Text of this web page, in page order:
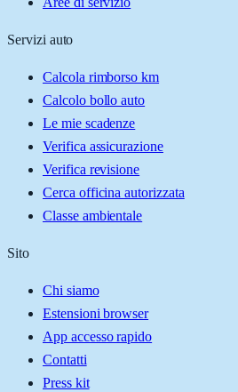
Servizi auto
Calcola rimborso km
Calcolo bollo auto
Le mie scadenze
Verifica assicurazione
Verifica revisione
Cerca officina autorizzata
Classe ambientale
Sito
Chi siamo
Estensioni browser
App accesso rapido
Contatti
Press kit